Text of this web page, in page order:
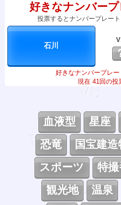
好きなナンバー
投票するとナンバープレー
好きなナンバープレー
現在 41回の投
血液型
星座
恐竜
国宝建造
スポーツ
特撮
観光地
温泉